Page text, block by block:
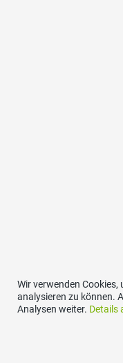
Wir verwenden
analysieren zu können.
Analysen weiter. Details